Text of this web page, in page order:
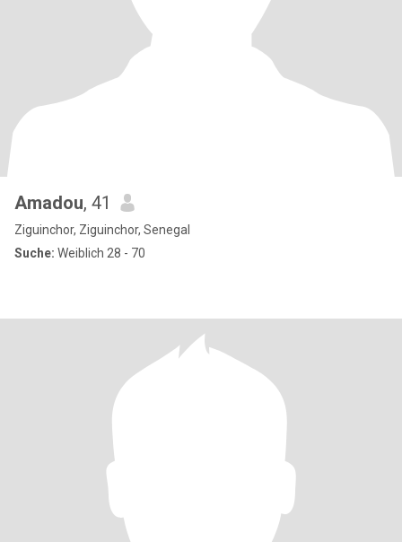
Amadou, 41
Ziguinchor, Ziguinchor, Senegal
Suche: Weiblich 28 - 70